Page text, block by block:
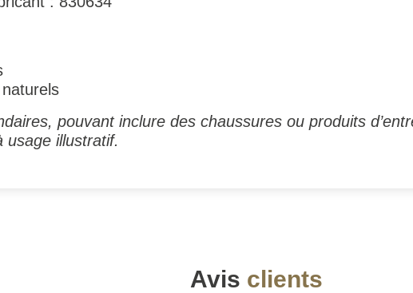
pouvant inclure des chaussures ou produits
usage illustratif.
Avis clients